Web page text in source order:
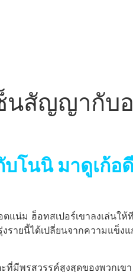
นสัญญากับ
โนนิ มาดูเก้อ
แน่ม ฮ็อทสเปอร์เขาลงเล่นใ
รายนี้ได้เปลี่ยนจากความแข็ง
มีพรสวรรค์สูงสุดของพวกเข